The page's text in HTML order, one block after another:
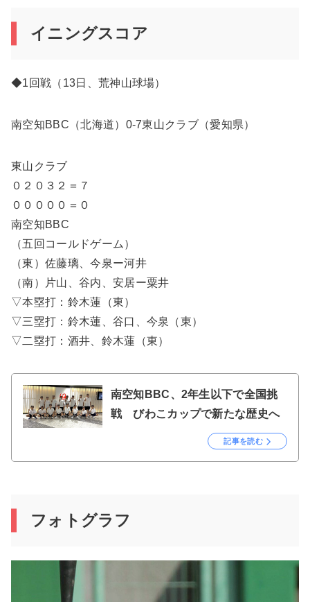
イニングスコア
◆1回戦（13日、荒神山球場）
南空知BBC（北海道）0-7東山クラブ（愛知県）
東山クラブ
０２０３２＝７
０００００＝０
南空知BBC
（五回コールドゲーム）
（東）佐藤璃、今泉ー河井
（南）片山、谷内、安居ー粟井
▽本塁打：鈴木蓮（東）
▽三塁打：鈴木蓮、谷口、今泉（東）
▽二塁打：酒井、鈴木蓮（東）
南空知BBC、2年生以下で全国挑
戦 びわこカップで新たな歴史へ
記事を読む
フォトグラフ